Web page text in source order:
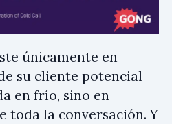
únicamente en
su cliente potencial
en frío, sino en
toda la conversación. Y